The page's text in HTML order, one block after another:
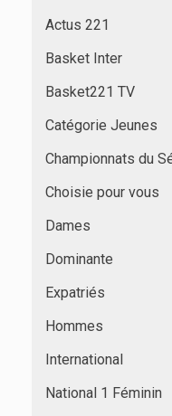
Actus 221
Basket Inter
Basket221 TV
Catégorie Jeunes
Championnats du
Choisie pour vous
Dames
Dominante
Expatriés
Hommes
International
National 1 Féminin